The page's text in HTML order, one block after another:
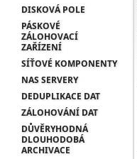
DISKOVÁ POLE
PÁSKOVÉ
ZÁLOHOVACÍ
ZAŘÍZENÍ
SÍŤOVÉ KOMPONENTY
NAS SERVERY
DEDUPLIKACE DAT
ZÁLOHOVÁNÍ DAT
DŮVĚRYHODNÁ
DLOUHODOBÁ
ARCHIVACE